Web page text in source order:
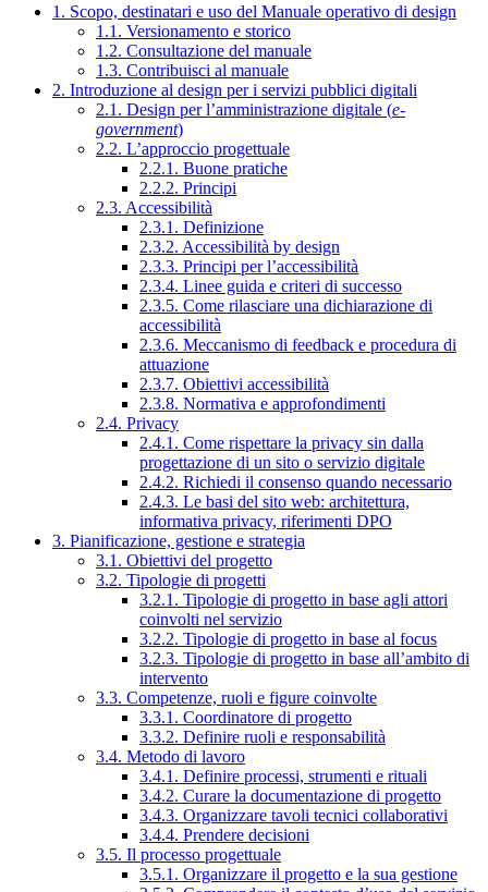
1. Scopo, destinatari e uso del Manuale operativo di design
1.1. Versionamento e storico
1.2. Consultazione del manuale
1.3. Contribuisci al manuale
2. Introduzione al design per i servizi pubblici digitali
2.1. Design per l’amministrazione digitale (e-
government)
2.2. L’approccio progettuale
2.2.1. Buone pratiche
2.2.2. Principi
2.3. Accessibilità
2.3.1. Definizione
2.3.2. Accessibilità by design
2.3.3. Principi per l’accessibilità
2.3.4. Linee guida e criteri di successo
2.3.5. Come rilasciare una dichiarazione di
accessibilità
2.3.6. Meccanismo di feedback e procedura di
attuazione
2.3.7. Obiettivi accessibilità
2.3.8. Normativa e approfondimenti
2.4. Privacy
2.4.1. Come rispettare la privacy sin dalla
progettazione di un sito o servizio digitale
2.4.2. Richiedi il consenso quando necessario
2.4.3. Le basi del sito web: architettura,
informativa privacy, riferimenti DPO
3. Pianificazione, gestione e strategia
3.1. Obiettivi del progetto
3.2. Tipologie di progetti
3.2.1. Tipologie di progetto in base agli attori
coinvolti nel servizio
3.2.2. Tipologie di progetto in base al focus
3.2.3. Tipologie di progetto in base all’ambito di
intervento
3.3. Competenze, ruoli e figure coinvolte
3.3.1. Coordinatore di progetto
3.3.2. Definire ruoli e responsabilità
3.4. Metodo di lavoro
3.4.1. Definire processi, strumenti e rituali
3.4.2. Curare la documentazione di progetto
3.4.3. Organizzare tavoli tecnici collaborativi
3.4.4. Prendere decisioni
3.5. Il processo progettuale
3.5.1. Organizzare il progetto e la sua gestione